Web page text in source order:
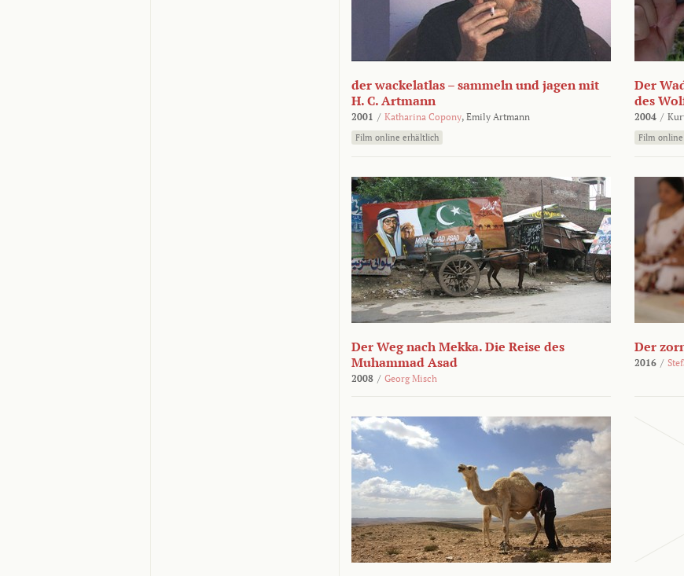
der wackelatlas – sammeln und jagen mit
H. C. Artmann
2001 / Katharina Copony, Emily Artmann
Film online erhältlich
Der
des
2004 /
Film
Der Weg nach Mekka. Die Reise des
Muhammad Asad
2008 / Georg Misch
Der
2016 /